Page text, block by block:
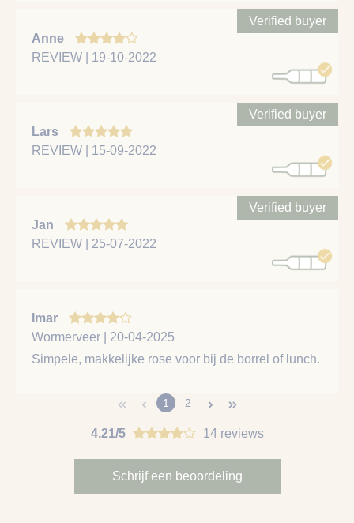
Anne
REVIEW | 19-10-2022
Verified buyer
Lars
REVIEW | 15-09-2022
Verified buyer
Jan
REVIEW | 25-07-2022
Verified buyer
Imar
Wormerveer | 20-04-2025
Simpele, makkelijke rose voor bij de borrel of lunch.
1 2
4.21/5 14 reviews
Schrijf een beoordeling